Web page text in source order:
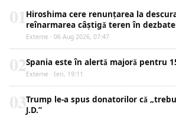
Hiroshima cere renunțarea la
reînarmarea câștigă teren în
Externe · 06 Aug 2026, 07:47
Spania este în alertă majoră pentru
Externe · Ieri, 19:11
Trump le-a spus donatorilor că
J.D.”